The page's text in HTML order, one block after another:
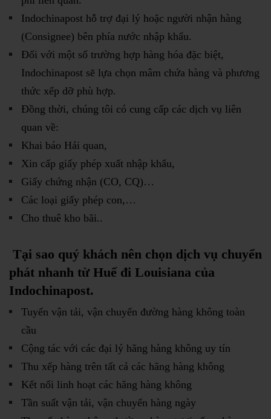
Indochinapost hỗ trợ đại lý hoặc người nhận hàng
(Consignee) bên phía nước nhập khẩu.
Đối với một số trường hợp hàng hóa đặc biệt,
Indochinapost sẽ lựa chọn mâm chứa hàng và phương
thức xếp dỡ phù hợp.
Đồng thời, chúng tôi có cung cấp các dịch vụ liên
quan về:
Khai báo Hải quan,
Xin cấp giấy phép xuất nhập khẩu,
Giấy chứng nhận (CO, CQ)…
Các loại giấy phép con,…
Cho thuê kho bãi..
Tại sao quý khách nên chọn dịch vụ chuyển
phát nhanh từ Huế đi Louisiana của
Indochinapost.
Tuyến vận tải, vận chuyển đường hàng không toàn
cầu
Cộng tác với các đại lý hãng hàng không uy tín
Thu xếp hàng trên tất cả các hãng hàng không
Kết nối linh hoạt các hãng hàng không
Tần suất vận tải, vận chuyển hàng ngày